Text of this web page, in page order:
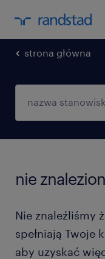
strona główna
nie
Nie znaleźliśmy
spełniają Twoje
aby uzyskać